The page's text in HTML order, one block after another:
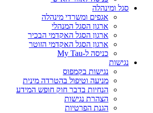
סגל ומינהלה
אגפים ומשרדי מינהלה
ארגון הסגל המנהלי
ארגון הסגל האקדמי הבכיר
ארגון הסגל האקדמי הזוטר
כניסה ל-My Tau
נגישות
נגישות בקמפוס
מניעה וטיפול בהטרדה מינית
הנחיות בדבר חוק חופש המידע
הצהרת נגישות
הגנת הפרטיות